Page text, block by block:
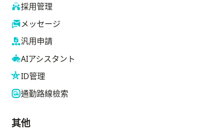
採用管理
メッセージ
汎用申請
AIアシスタント
ID管理
通勤路線檢索
其他